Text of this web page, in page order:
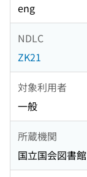
eng
NDLC
ZK21
対象利用者
一般
所蔵機関
国立国会図書館